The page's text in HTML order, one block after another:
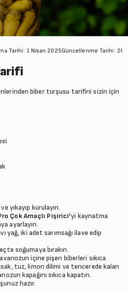
Tarihi: 1 Nisan 2025Güncellenme Tarihi: 28
biber turşusu tarifini sizin için
yıkayıp kurulayın.
Çok Amaçlı Pişirici’yi kaynatma
ayarlayın.
yağ, iki adet sarımsağı ilave edip
soğumaya bırakın.
içine pişen biberleri sıkıca
tuz, limon dilimi ve tencerede kalan
kapağını sıkıca kapatın.
hazır.